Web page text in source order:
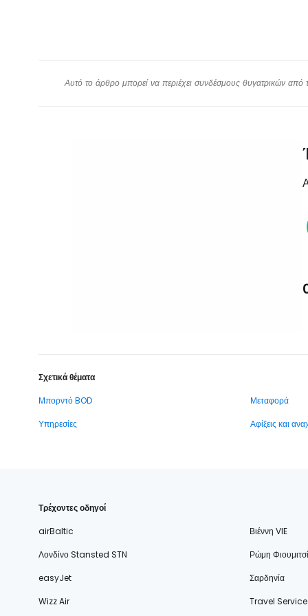
Αυτό το άρθρο μπορεί να περιέχει συνδέσμους θυγατρικών από
Σχετικά θέματα
Μπορντό BOD
Μεταφορά
Υπηρεσίες
Αφίξεις και
Τρέχοντες οδηγοί
airBaltic
Βιέννη VIE
Λονδίνο Stansted STN
Ρώμη
easyJet
Σαρδηνία
Wizz Air
Travel Service